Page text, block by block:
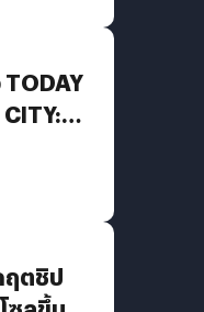
จสี
ฤตชิป